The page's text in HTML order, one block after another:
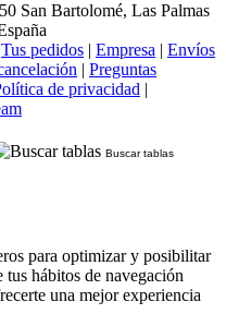
San Bartolomé, Las Palmas
Tus pedidos | Empresa | Envíos
| Preguntas
de privacidad |
Buscar tablas
para optimizar y posibilitar
hábitos de navegación
una mejor experiencia